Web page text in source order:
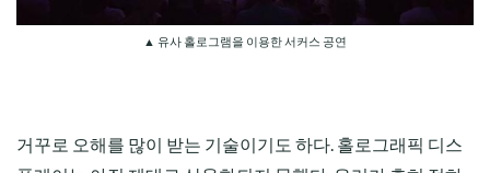
▲ 유사 홀로그램을 이용한 서커스 공연
거꾸로 오해를 많이 받는 기술이기도 하다. 홀로그래픽 디스